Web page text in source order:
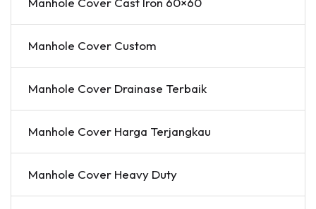
Manhole Cover Custom
Manhole Cover Drainase Terbaik
Manhole Cover Harga Terjangkau
Manhole Cover Heavy Duty